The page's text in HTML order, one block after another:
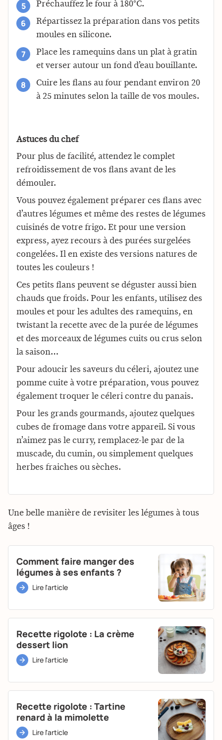
Préchauffez le four à 180°C.
Répartissez la préparation dans vos petits
moules en silicone.
Place les ramequins dans un plat à gratin
et verser autour un fond d’eau bouillante.
Cuire les flans au four pendant environ 20
à 25 minutes selon la taille de vos moules.
Astuces du chef
Pour plus de facilité, attendez le complet
refroidissement de vos flans avant de les
démouler.
Vous pouvez également préparer ces flans avec
d’autres légumes et même des restes de légumes
cuisinés de votre frigo. Et pour une version
express, ayez recours à des purées surgelées
congelées. Il en existe des versions natures de
toutes les couleurs !
Ces petits flans peuvent se déguster aussi bien
chauds que froids. Pour les enfants, utilisez des
moules et pour les adultes des ramequins, en
twistant la recette avec de la purée de légumes
et des morceaux de légumes cuits ou crus selon
la saison…
Pour adoucir les saveurs du céleri, ajoutez une
pomme cuite à votre préparation, vous pouvez
également troquer le céleri contre du panais.
Pour les grands gourmands, ajoutez quelques
cubes de fromage dans votre appareil. Si vous
n’aimez pas le curry, remplacez-le par de la
muscade, du cumin, ou simplement quelques
herbes fraiches ou sèches.
Une belle manière de revisiter les légumes à tous
âges !
Comment faire manger des
légumes à ses enfants ?
Lire l'article
Recette rigolote : La crème
dessert lion
Lire l'article
Recette rigolote : Tartine
renard à la mimolette
Lire l'article